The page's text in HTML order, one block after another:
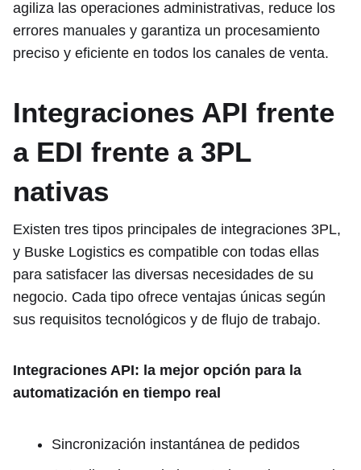
agiliza las operaciones administrativas, reduce los
errores manuales y garantiza un procesamiento
preciso y eficiente en todos los canales de venta.
Integraciones API frente
a EDI frente a 3PL
nativas
Existen tres tipos principales de integraciones 3PL,
y Buske Logistics es compatible con todas ellas
para satisfacer las diversas necesidades de su
negocio. Cada tipo ofrece ventajas únicas según
sus requisitos tecnológicos y de flujo de trabajo.
Integraciones API: la mejor opción para la
automatización en tiempo real
Sincronización instantánea de pedidos